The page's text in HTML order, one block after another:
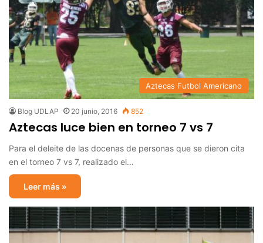
Aztecas Futbol Americano
Blog UDLAP 20 junio, 2016 852
Aztecas luce bien en torneo 7 vs 7
Para el deleite de las docenas de personas que se dieron cita
en el torneo 7 vs 7, realizado el…
Leer más »